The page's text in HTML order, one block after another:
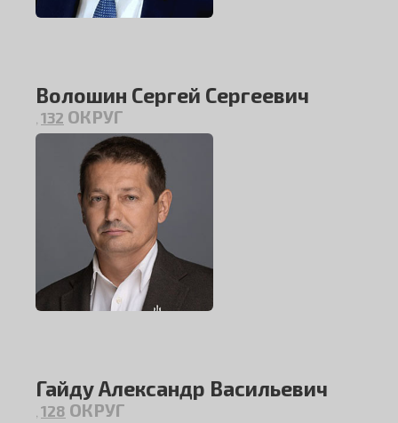
Волошин Сергей Сергеевич
132 ОКРУГ
Гайду Александр Васильевич
128 ОКРУГ